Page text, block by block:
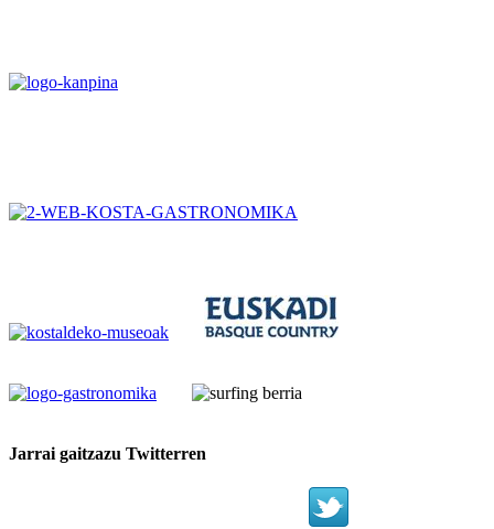
Jarrai gaitzazu Twitterren